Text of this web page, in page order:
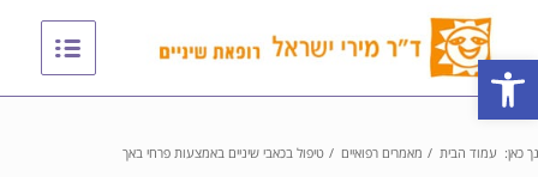
פתח סרגל נגישות
כאן: עמוד הבית / מאמרים רפואיים / טיפול בכאבי שיניים באמצעות פרחי באך